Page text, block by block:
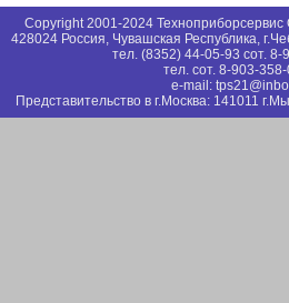
Copyright 2001-2024
428024 Россия, Чувашская Республика,
тел. (8352) 44-05-93 сот.
тел. сот. 8-903-
e-mail:
Представительство в г.Москва: 141011